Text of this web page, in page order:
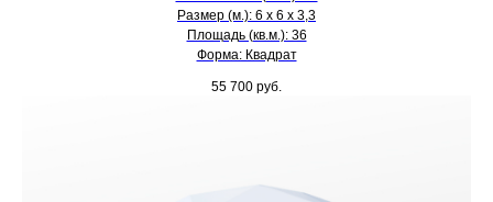
Размер (м.): 6 х 6 х 3,3
Площадь (кв.м.): 36
Форма: Квадрат
55 700 руб.